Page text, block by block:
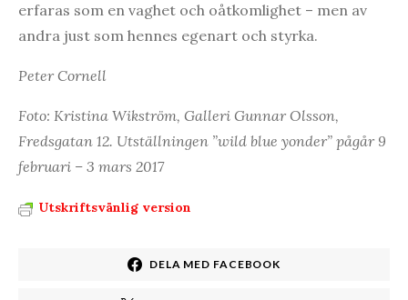
erfaras som en vaghet och oåtkomlighet – men av
andra just som hennes egenart och styrka.
Peter Cornell
Foto: Kristina Wikström, Galleri Gunnar Olsson,
Fredsgatan 12. Utställningen ”wild blue yonder” pågår 9
februari – 3 mars 2017
Utskriftsvänlig version
DELA MED FACEBOOK